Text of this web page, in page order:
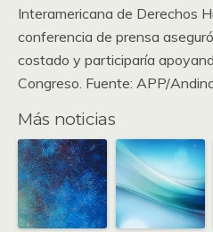
Interamericana de Derechos
conferencia de prensa
costado y participaría
Congreso. Fuente: APP/
Más noticias